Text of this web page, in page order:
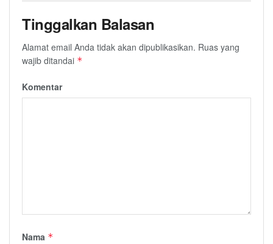
Tinggalkan Balasan
Alamat email Anda tidak akan dipublikasikan. Ruas yang
wajib ditandai *
Komentar
Nama *